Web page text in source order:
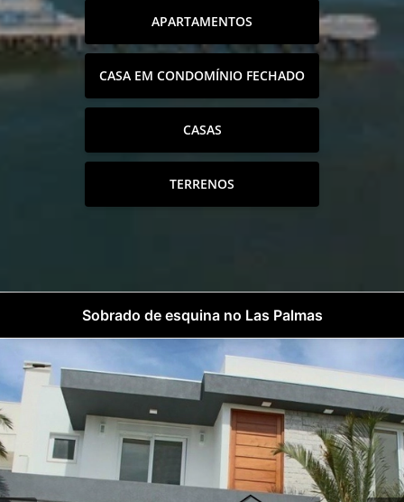
APARTAMENTOS
CASA EM CONDOMÍNIO FECHADO
CASAS
TERRENOS
Sobrado de esquina no Las Palmas